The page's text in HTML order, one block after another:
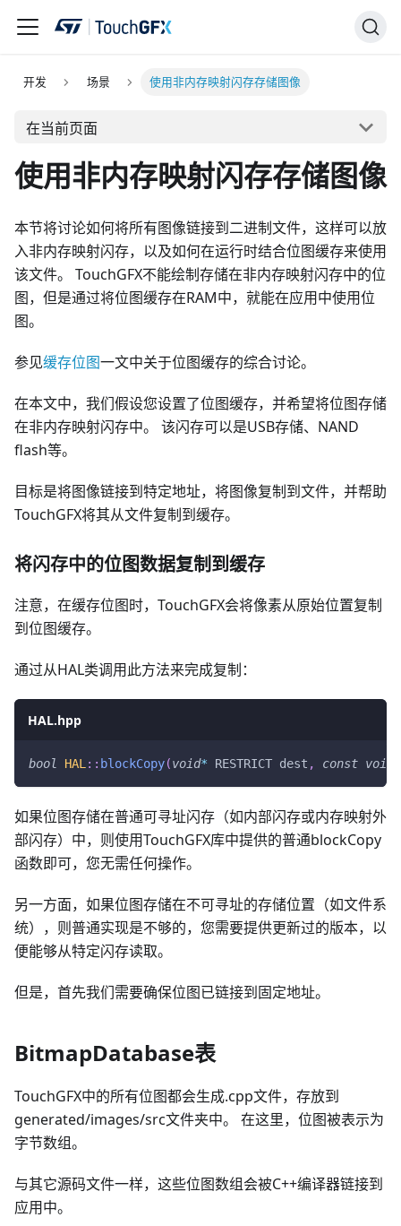
开发 场景 使用非内存映射闪存存储图像
在当前页面
使用非内存映射闪存存储图像
本节将讨论如何将所有图像链接到二进制文件，这样可以放
入非内存映射闪存，以及如何在运行时结合位图缓存来使用
该文件。 TouchGFX不能绘制存储在非内存映射闪存中的位
图，但是通过将位图缓存在RAM中，就能在应用中使用位
图。
参见缓存位图一文中关于位图缓存的综合讨论。
在本文中，我们假设您设置了位图缓存，并希望将位图存储
在非内存映射闪存中。 该闪存可以是USB存储、NAND
flash等。
目标是将图像链接到特定地址，将图像复制到文件，并帮助
TouchGFX将其从文件复制到缓存。
将闪存中的位图数据复制到缓存
注意，在缓存位图时，TouchGFX会将像素从原始位置复制
到位图缓存。
通过从HAL类调用此方法来完成复制：
HAL.hpp
bool HAL :: blockCopy(void* RESTRICT dest , const void
如果位图存储在普通可寻址闪存（如内部闪存或内存映射外
部闪存）中，则使用TouchGFX库中提供的普通blockCopy
函数即可，您无需任何操作。
另一方面，如果位图存储在不可寻址的存储位置（如文件系
统），则普通实现是不够的，您需要提供更新过的版本，以
便能够从特定闪存读取。
但是，首先我们需要确保位图已链接到固定地址。
BitmapDatabase表
TouchGFX中的所有位图都会生成.cpp文件，存放到
generated/images/src文件夹中。 在这里，位图被表示为
字节数组。
与其它源码文件一样，这些位图数组会被C++编译器链接到
应用中。